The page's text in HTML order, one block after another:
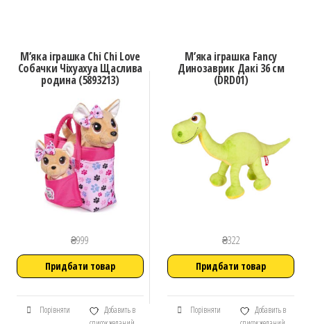
М’яка іграшка Chi Chi Love
Собачки Чіхуахуа Щаслива
родина (5893213)
₴999
Придбати товар
Порівняти
Добавить в
М’яка іграшка Fancy
Динозаврик Дакі 36 см
(DRD01)
₴322
Придбати товар
Порівняти
Добавить в